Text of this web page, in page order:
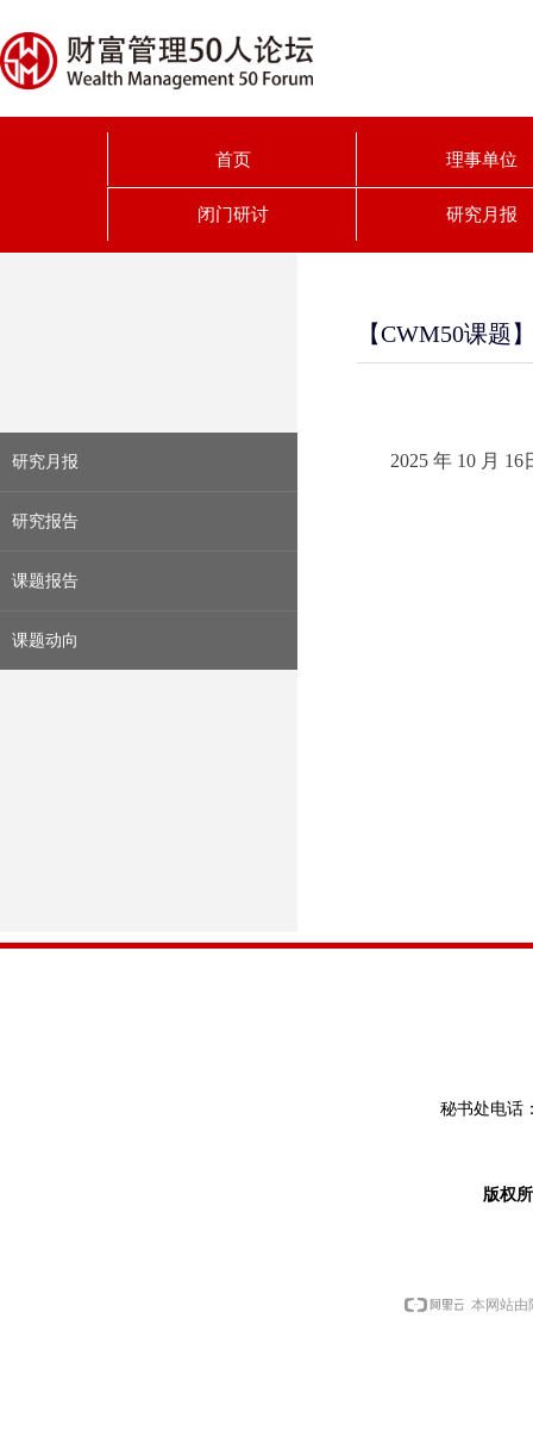
首页 理事单位
闭门研讨 研究月报
【CWM50课题
2025 年 10 月
研究月报
研究报告
课题报告
课题动向
秘书处电话
版权
本网站由